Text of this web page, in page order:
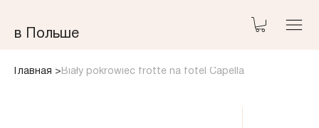
​в Польше
Главная > Biały pokrowiec frotte na fotel Capella